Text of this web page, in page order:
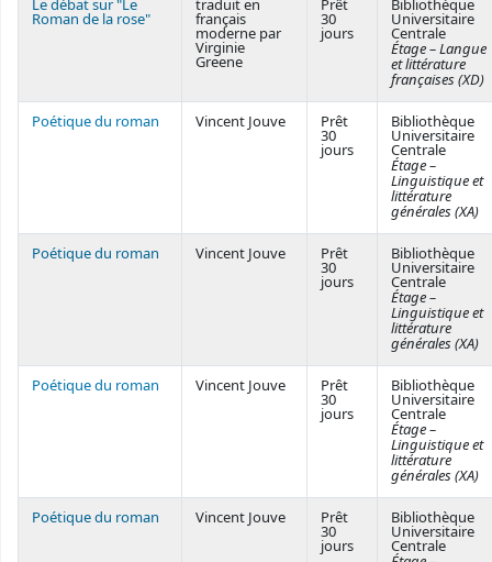
Le débat sur "Le
Roman de la rose"
traduit en
français
moderne par
Virginie
Greene
Prêt
30
jours
Bibliothèque
Universitaire
Centrale
Étage – Langue
et littérature
françaises (XD)
Poétique du roman Vincent Jouve Prêt
30
jours
Bibliothèque
Universitaire
Centrale
Étage –
Linguistique et
littérature
générales (XA)
Poétique du roman Vincent Jouve Prêt
30
jours
Bibliothèque
Universitaire
Centrale
Étage –
Linguistique et
littérature
générales (XA)
Poétique du roman Vincent Jouve Prêt
30
jours
Bibliothèque
Universitaire
Centrale
Étage –
Linguistique et
littérature
générales (XA)
Poétique du roman Vincent Jouve Prêt
30
jours
Bibliothèque
Universitaire
Centrale